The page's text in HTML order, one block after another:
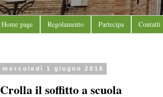
Home page Regolamento Partecipa Contatti
mercoledì 1 giugno 2016
Crolla il soffitto a scuola